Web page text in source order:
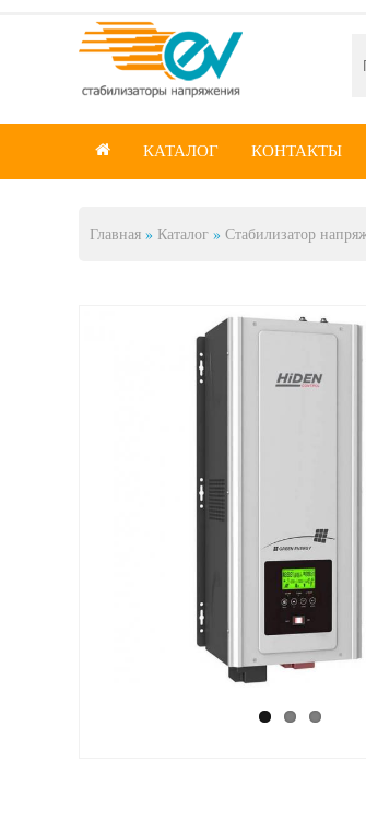
 КАТАЛОГ КОНТАКТЫ
Вы здесь
Главная » Каталог » Стабилизатор